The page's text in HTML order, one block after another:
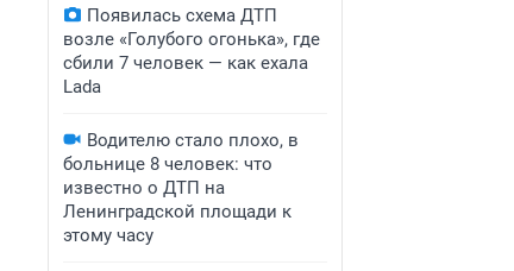
Появилась схема ДТП
возле «Голубого огонька», где
сбили 7 человек — как ехала
Lada
Водителю стало плохо, в
больнице 8 человек: что
известно о ДТП на
Ленинградской площади к
этому часу